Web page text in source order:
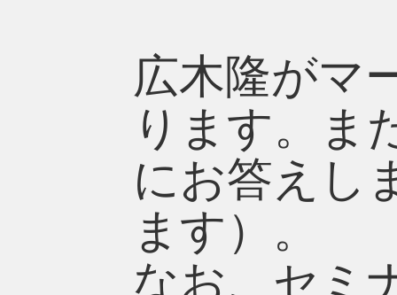
広木隆がマ
ります。ま
にお答えし
ます）。
なお、セミ